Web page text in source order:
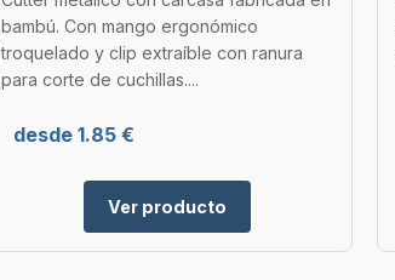
bambú. Con mango ergonómico
troquelado y clip extraíble con ranura
para corte de cuchillas....
desde 1.85 €
Ver producto